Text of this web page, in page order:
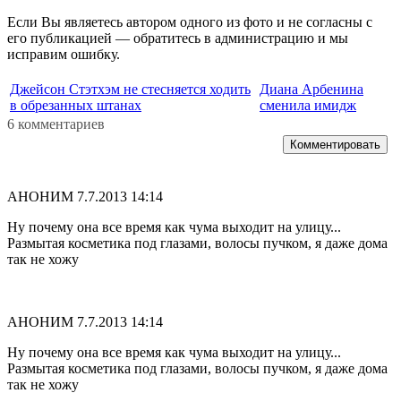
Если Вы являетесь автором одного из фото и не согласны с
его публикацией — обратитесь в администрацию и мы
исправим ошибку.
Джейсон Стэтхэм не стесняется ходить
в обрезанных штанах
Диана Арбенина
сменила имидж
6 комментариев
Комментировать
АНОНИМ 7.7.2013 14:14
Ну почему она все время как чума выходит на улицу...
Размытая косметика под глазами, волосы пучком, я даже дома
так не хожу
АНОНИМ 7.7.2013 14:14
Ну почему она все время как чума выходит на улицу...
Размытая косметика под глазами, волосы пучком, я даже дома
так не хожу